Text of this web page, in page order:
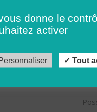
CDD
CDD
donne le
activer
Tout